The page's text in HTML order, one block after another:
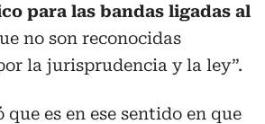
para las bandas ligadas al
no son reconocidas
la jurisprudencia y la ley”.
que es en ese sentido en que